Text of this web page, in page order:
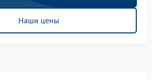
Наши цены